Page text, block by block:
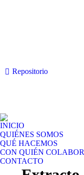
Repositorio
INICIO
QUIÉNES SOMOS
QUÉ HACEMOS
CON QUIÉN
CONTACTO